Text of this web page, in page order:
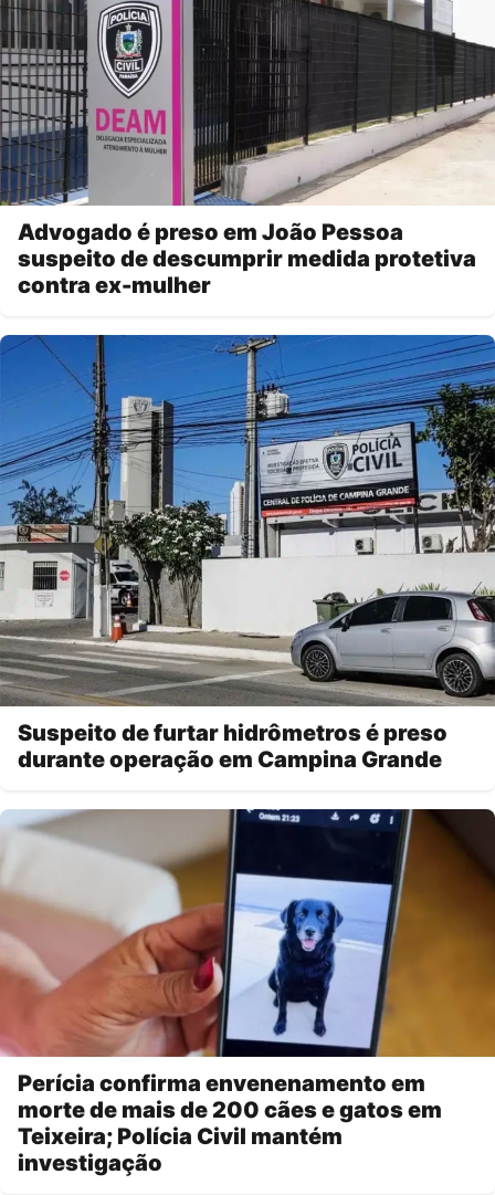
Advogado é preso em João Pessoa
suspeito de descumprir medida protetiva
contra ex-mulher
Suspeito de furtar hidrômetros é preso
durante operação em Campina Grande
Perícia confirma envenenamento em
morte de mais de 200 cães e gatos em
Teixeira; Polícia Civil mantém
investigação